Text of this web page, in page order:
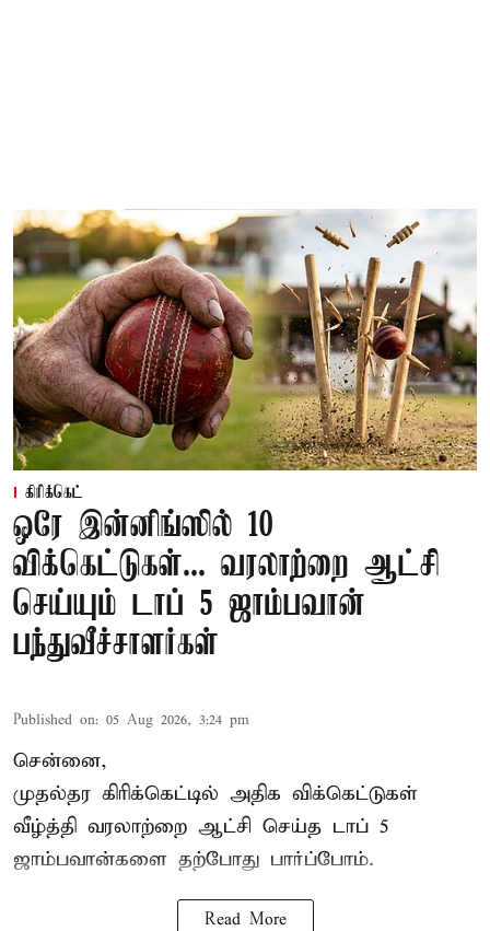
கிரிக்கெட்
ஒரே இன்னிங்ஸில் 10
விக்கெட்டுகள்... வரலாற்றை ஆட்சி
செய்யும் டாப் 5 ஜாம்பவான்
பந்துவீச்சாளர்கள்
Published on: 05 Aug 2026, 3:24 pm
சென்னை,
முதல்தர கிரிக்கெட்டில் அதிக விக்கெட்டுகள்
வீழ்த்தி வரலாற்றை ஆட்சி செய்த டாப் 5
ஜாம்பவான்களை தற்போது பார்ப்போம்.
Read More